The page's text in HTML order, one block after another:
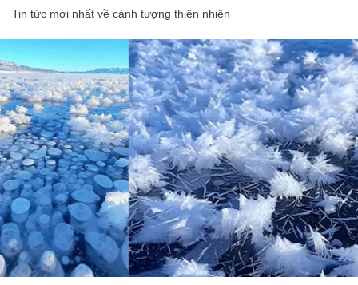
Tin tức mới nhất về cảnh tượng thiên nhiên